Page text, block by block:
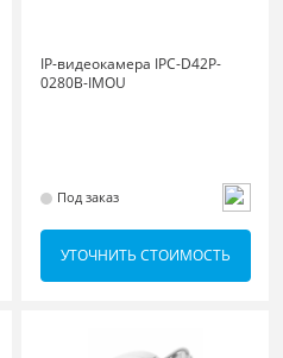
IP-видеокамера IPC-D42P-
0280B-IMOU
Под заказ
УТОЧНИТЬ СТОИМОСТЬ